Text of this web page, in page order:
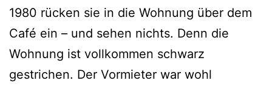
1980 rücken sie in die Wohnung über dem
Café ein – und sehen nichts. Denn die
Wohnung ist vollkommen schwarz
gestrichen. Der Vormieter war wohl